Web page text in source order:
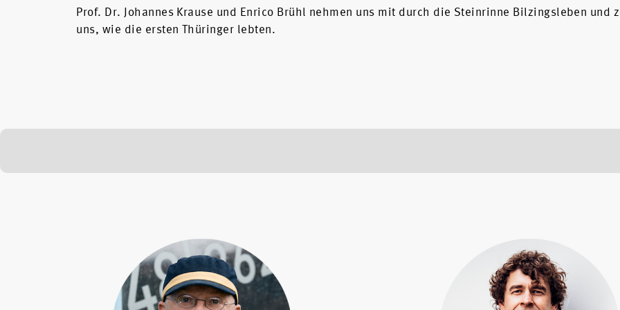
Prof. Dr. Johannes Krause und Enrico Brühl nehmen uns mit durch die Steinrinne Bilzingsleben und
uns, wie die ersten Thüringer lebten.